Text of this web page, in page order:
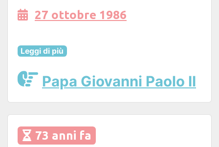
27 ottobre 1986
Leggi di più
Papa Giovanni Paolo II
73 anni fa